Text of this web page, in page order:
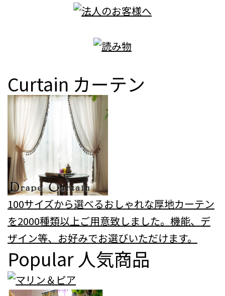
Curtain カーテン
100サイズから選べるおしゃれな厚地カーテン
を2000種類以上ご用意致しました。機能、デ
ザイン等、お好みでお選びいただけます。
Popular 人気商品